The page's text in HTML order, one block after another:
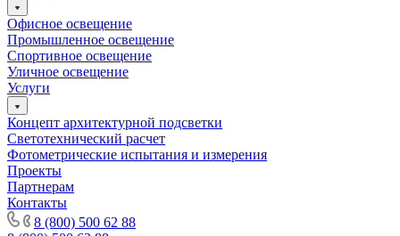
Офисное освещение
Промышленное освещение
Спортивное освещение
Уличное освещение
Услуги
Концепт архитектурной подсветки
Светотехнический расчет
Фотометрические испытания и измерения
Проекты
Партнерам
Контакты
8 (800) 500 62 88